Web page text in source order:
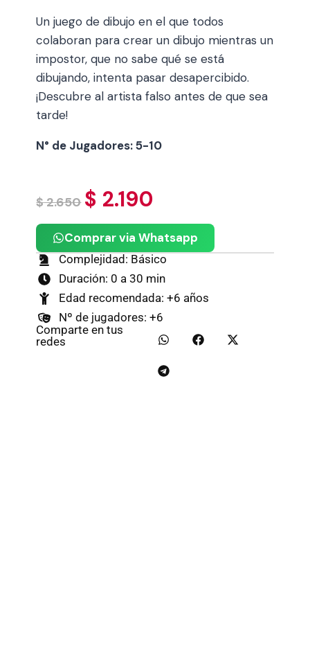
Un juego de dibujo en el que todos
colaboran para crear un dibujo mientras un
impostor, que no sabe qué se está
dibujando, intenta pasar desapercibido.
¡Descubre al artista falso antes de que sea
tarde!
N° de Jugadores: 5-10
$2.650$2.190
Comprar via Whatsapp
Complejidad: Básico
Duración: 0 a 30 min
Edad recomendada: +6 años
Nº de jugadores: +6
Comparte en tus
redes